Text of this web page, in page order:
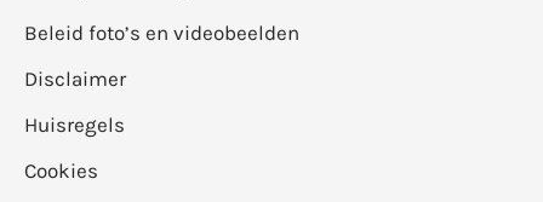
Beleid foto’s en videobeelden
Disclaimer
Huisregels
Cookies